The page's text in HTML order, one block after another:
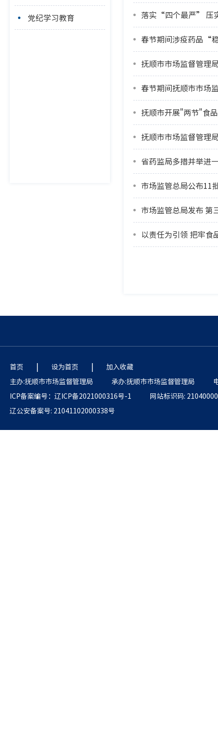
党纪学习教育
春节期间涉疫药品“
抚顺市市场监督管理
春节期间抚顺市市场
抚顺市开展"两节"食
抚顺市市场监督管理
省药监局多措并举进
市场监管总局公布11
市场监管总局发布 第
以责任为引领 把牢
首页 | 设为首页 |
加入收藏
主办:抚顺市市场监督管理局
承办:抚顺市市场监督管理局
ICP备案编号：辽ICP备2021000316号-1
网站标识码:
辽公安备案号: 21041102000338号